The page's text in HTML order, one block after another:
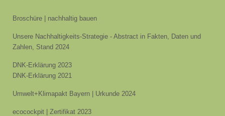
Broschüre | nachhaltig bauen
Unsere Nachhaltigkeits-Strategie - Abstract in Fakten, Daten und
Zahlen, Stand 2024
DNK-Erklärung 2023
DNK-Erklärung 2021
Umwelt+Klimapakt Bayern | Urkunde 2024
ecocockpit | Zertifikat 2023